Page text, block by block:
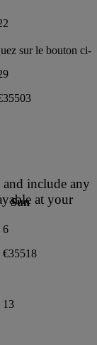
Sun
6
€35518
13
sur le bouton ci-
and include any
at your